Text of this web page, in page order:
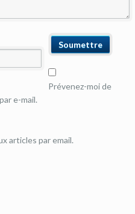
Prévenez-moi de
e-mail.
articles par email.